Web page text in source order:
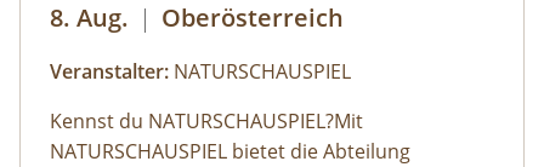
8. Aug. | Oberösterreich
Veranstalter: NATURSCHAUSPIEL
Kennst du NATURSCHAUSPIEL?⁠Mit
NATURSCHAUSPIEL bietet die Abteilung